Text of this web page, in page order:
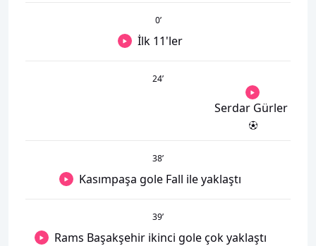
0’
İlk 11'ler
24’
Serdar Gürler
38’
Kasımpaşa gole Fall ile yaklaştı
39’
Rams Başakşehir ikinci gole çok yaklaştı